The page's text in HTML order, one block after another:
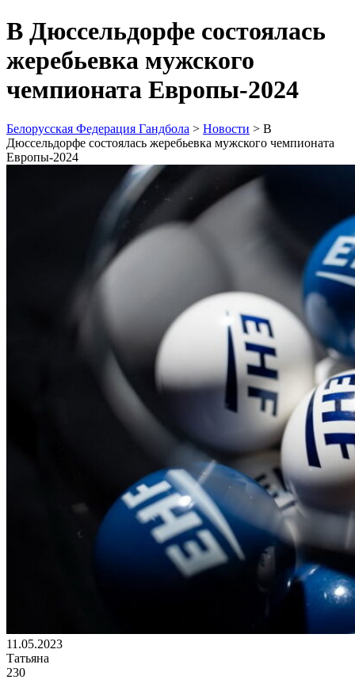
В Дюссельдорфе состоялась
жеребьевка мужского
чемпионата Европы-2024
Белорусская Федерация Гандбола > Новости > В
Дюссельдорфе состоялась жеребьевка мужского чемпионата
Европы-2024
11.05.2023
Татьяна
230